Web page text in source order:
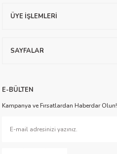
ÜYE İŞLEMLERİ
SAYFALAR
E-BÜLTEN
Kampanya ve Fırsatlardan Haberdar Olun!